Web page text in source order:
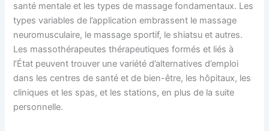
santé mentale et les types de massage fondamentaux. Les
types variables de l’application embrassent le massage
neuromusculaire, le massage sportif, le shiatsu et autres.
Les massothérapeutes thérapeutiques formés et liés à
l’État peuvent trouver une variété d’alternatives d’emploi
dans les centres de santé et de bien-être, les hôpitaux, les
cliniques et les spas, et les stations, en plus de la suite
personnelle.